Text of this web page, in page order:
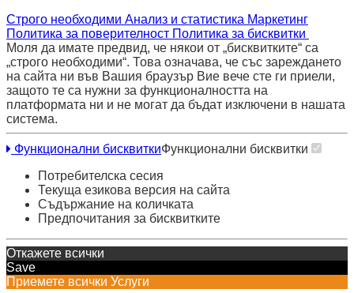
Строго необходими Анализ и статистика Маркетинг
Политика за поверителност Политика за бисквитки
Моля да имате предвид, че някои от „бисквитките“ са
„строго необходими“. Това означава, че със зареждането
на сайта ни във Вашия браузър Вие вече сте ги приели,
защото те са нужни за функционалността на
платформата ни и не могат да бъдат изключени в нашата
система.
Функционални бисквиткиФункционални бисквитки
Потребителска сесия
Текуща езикова версия на сайта
Съдържание на количката
Предпочитания за бисквитките
Откажете всички
Save
Приемете всички Услуги